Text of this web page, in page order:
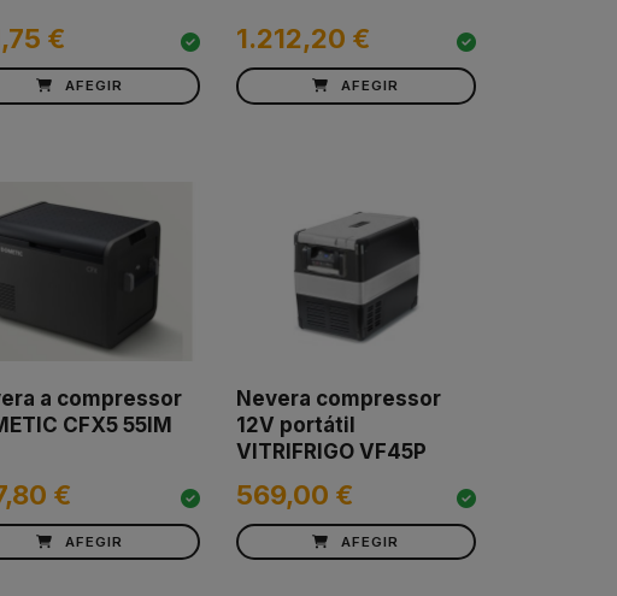
€
AFEGIR
1.212,20 €
AFEGIR
a compressor
CFX5 55IM
€
AFEGIR
Nevera compressor
12V portátil
VITRIFRIGO VF45P
569,00 €
AFEGIR